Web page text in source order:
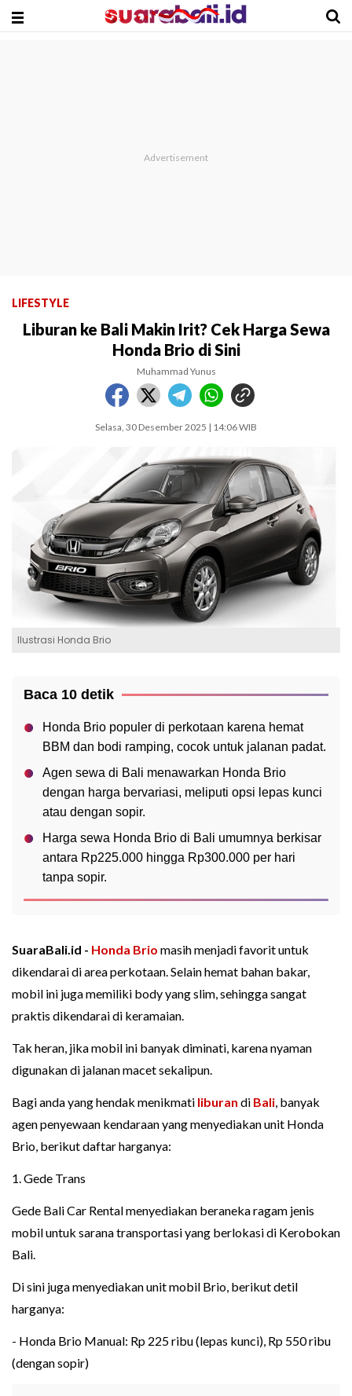
LIFESTYLE
Liburan ke Bali Makin Irit? Cek Harga Sewa
Honda Brio di Sini
Muhammad Yunus
Selasa, 30 Desember 2025 | 14:06 WIB
Ilustrasi Honda Brio
Baca 10 detik
Honda Brio populer di perkotaan karena hemat
BBM dan bodi ramping, cocok untuk jalanan padat.
Agen sewa di Bali menawarkan Honda Brio
dengan harga bervariasi, meliputi opsi lepas kunci
atau dengan sopir.
Harga sewa Honda Brio di Bali umumnya berkisar
antara Rp225.000 hingga Rp300.000 per hari
tanpa sopir.
SuaraBali.id - Honda Brio masih menjadi favorit untuk
dikendarai di area perkotaan. Selain hemat bahan bakar,
mobil ini juga memiliki body yang slim, sehingga sangat
praktis dikendarai di keramaian.
Tak heran, jika mobil ini banyak diminati, karena nyaman
digunakan di jalanan macet sekalipun.
Bagi anda yang hendak menikmati liburan di Bali, banyak
agen penyewaan kendaraan yang menyediakan unit Honda
Brio, berikut daftar harganya:
1. Gede Trans
Gede Bali Car Rental menyediakan beraneka ragam jenis
mobil untuk sarana transportasi yang berlokasi di Kerobokan
Bali.
Di sini juga menyediakan unit mobil Brio, berikut detil
harganya:
- Honda Brio Manual: Rp 225 ribu (lepas kunci), Rp 550 ribu
(dengan sopir)